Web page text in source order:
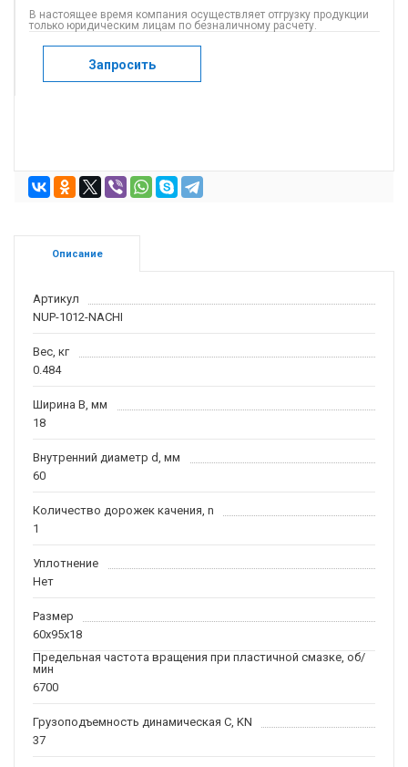
В настоящее время компания осуществляет отгрузку продукции
только юридическим лицам по безналичному расчету.
Запросить
Описание
Артикул
NUP-1012-NACHI
Вес, кг
0.484
Ширина B, мм
18
Внутренний диаметр d, мм
60
Количество дорожек качения, n
1
Уплотнение
Нет
Размер
60x95x18
Предельная частота вращения при пластичной смазке, об/
мин
6700
Грузоподъемность динамическая C, KN
37